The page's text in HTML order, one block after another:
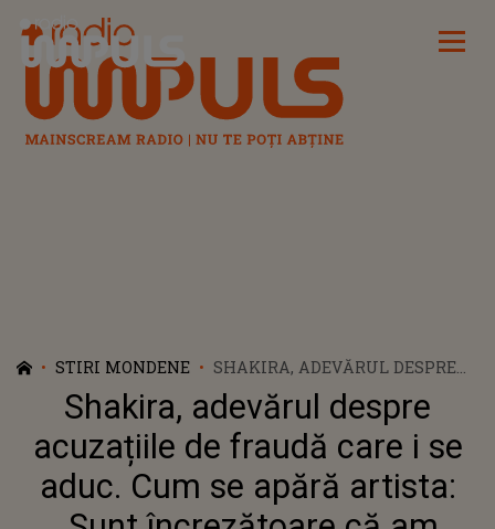
Radio Impuls
STIRI MONDENE
SHAKIRA, ADEVĂRUL DESPRE
ACUZAȚIILE DE FRAUDĂ CARE I
SE ADUC. CUM SE APĂRĂ
ARTISTA: „SUNT ÎNCREZĂTOARE
CĂ AM SUFICIENTE DOVEZI”
Shakira, adevărul despre
acuzațiile de fraudă care i se
aduc. Cum se apără artista: